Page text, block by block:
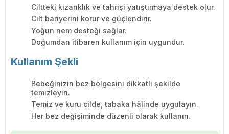
Ciltteki kızarıklık ve tahrişi yatıştırmaya destek olur.
Cilt bariyerini korur ve güçlendirir.
Yoğun nem desteği sağlar.
Doğumdan itibaren kullanım için uygundur.
Kullanım Şekli
Bebeğinizin bez bölgesini dikkatli şekilde
temizleyin.
Temiz ve kuru cilde, tabaka hâlinde uygulayın.
Her bez değişiminde düzenli olarak kullanın.